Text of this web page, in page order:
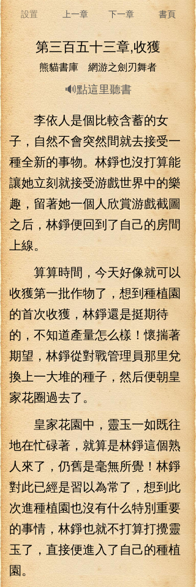
設置 上一章 下一章 書頁
第三百五十三章,收獲
熊貓書庫 網游之劍刃舞者
🔊點這里聽書
李依人是個比較含蓄的女
子，自然不會突然間就去接受一
種全新的事物。林錚也沒打算能
讓她立刻就接受游戲世界中的樂
趣，留著她一個人欣賞游戲截圖
之后，林錚便回到了自己的房間
上線。
算算時間，今天好像就可以
收獲第一批作物了，想到種植園
的首次收獲，林錚還是挺期待
的，不知道產量怎么樣！懷揣著
期望，林錚從對戰管理員那里兌
換上一大堆的種子，然后便朝皇
家花圈過去了。
皇家花園中，靈玉一如既往
地在忙碌著，就算是林錚這個熟
人來了，仍舊是毫無所覺！林錚
對此已經是習以為常了，想到此
次進種植園也沒有什么特別重要
的事情，林錚也就不打算打攪靈
玉了，直接便進入了自己的種植
園。